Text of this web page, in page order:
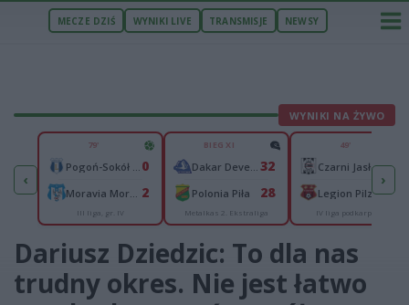
MECZE DZIŚ WYNIKI LIVE TRANSMISJE NEWSY
WYNIKI NA ŻYWO
‹
1
1
79'
0
2
III liga, gr. IV
BIEG XI
32
Polonia Piła 28
Metalkas 2. Ekstraliga
49'
Czarni Jasło 1
Legion Pilzno 0
IV liga podkarpacka
›
Dariusz Dziedzic: To dla nas
trudny okres. Nie jest łatwo